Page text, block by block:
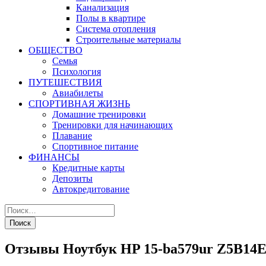
Канализация
Полы в квартире
Система отопления
Строительные материалы
ОБЩЕСТВО
Семья
Психология
ПУТЕШЕСТВИЯ
Авиабилеты
СПОРТИВНАЯ ЖИЗНЬ
Домашние тренировки
Тренировки для начинающих
Плавание
Спортивное питание
ФИНАНСЫ
Кредитные карты
Депозиты
Автокредитование
Отзывы Ноутбук HP 15-ba579ur